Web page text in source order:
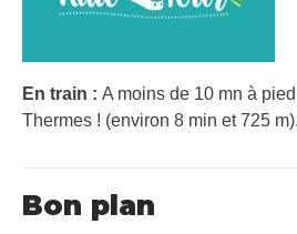
En train : A moins de 10 mn à
Thermes ! (environ 8 min et 725 m).
Bon plan